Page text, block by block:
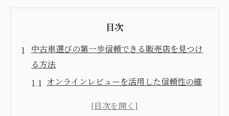
目次
中古車選びの第一歩信頼できる販売店を見つけ
る方法
オンラインレビューを活用した信頼性の確